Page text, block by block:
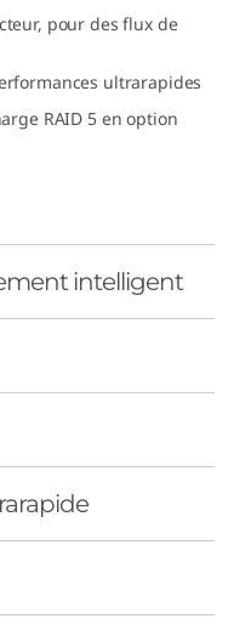
pour des flux de
ultrarapides
RAID 5 en option
intelligent